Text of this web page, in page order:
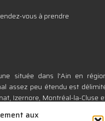
aux
vous à prendre
située dans l'Ain en
assez peu étendu est
Izernore, Montréal-la-Cluse